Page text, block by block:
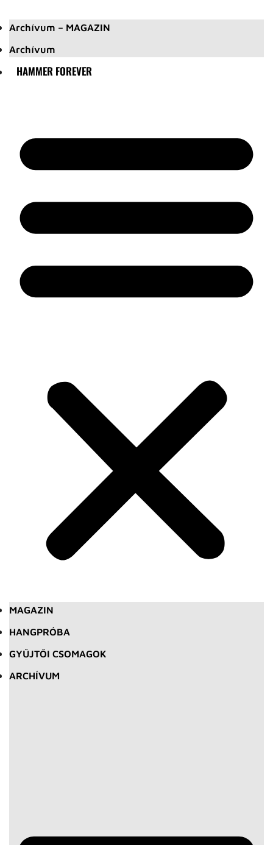
Archívum – MAGAZIN
Archívum
HAMMER FOREVER
MAGAZIN
HANGPRÓBA
GYŰJTŐI CSOMAGOK
ARCHÍVUM